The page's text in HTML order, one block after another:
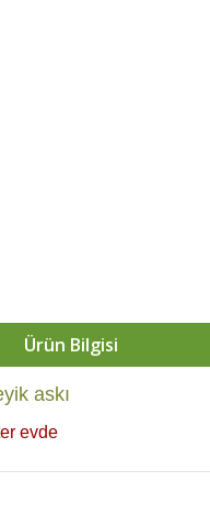
Ürün Bilgisi
askı
evde